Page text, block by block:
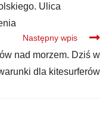
Ulica
Następny wpis
nad morzem. Dziś w
dla kitesurferów